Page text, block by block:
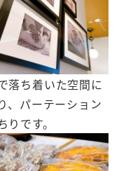
落ち着いた空間に
、パーテーション
です。